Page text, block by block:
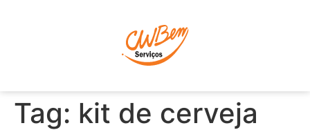
Tag: kit de cerveja